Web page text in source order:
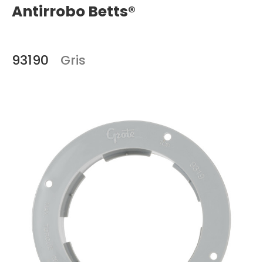
Antirrobo Betts®
93190 Gris